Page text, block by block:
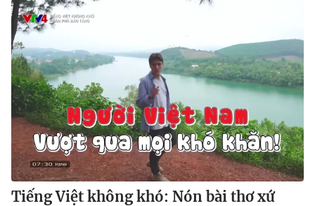
Tiếng Việt không khó: Nón bài thơ xứ